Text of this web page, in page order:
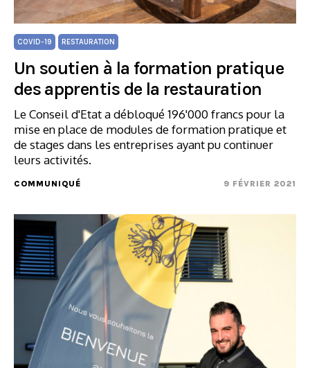
COVID-19 RESTAURATION
Un soutien à la formation pratique
des apprentis de la restauration
Le Conseil d'Etat a débloqué 196'000 francs pour la
mise en place de modules de formation pratique et
de stages dans les entreprises ayant pu continuer
leurs activités.
COMMUNIQUÉ 9 FÉVRIER 2021